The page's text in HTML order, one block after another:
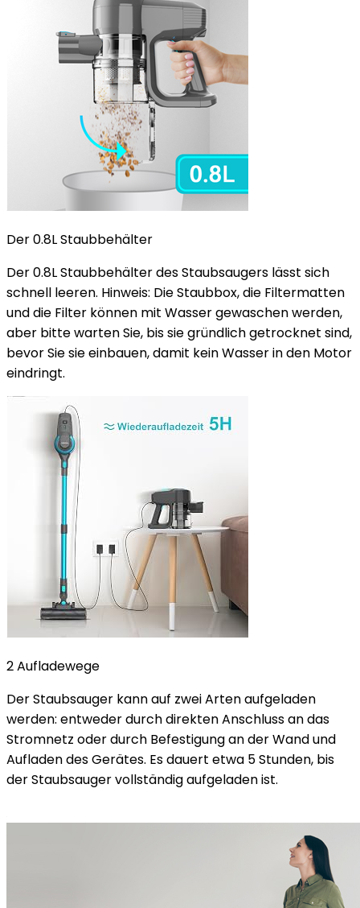
Der 0.8L Staubbehälter
Der 0.8L Staubbehälter des Staubsaugers lässt sich
schnell leeren. Hinweis: Die Staubbox, die Filtermatten
und die Filter können mit Wasser gewaschen werden,
aber bitte warten Sie, bis sie gründlich getrocknet sind,
bevor Sie sie einbauen, damit kein Wasser in den Motor
eindringt.
2 Aufladewege
Der Staubsauger kann auf zwei Arten aufgeladen
werden: entweder durch direkten Anschluss an das
Stromnetz oder durch Befestigung an der Wand und
Aufladen des Gerätes. Es dauert etwa 5 Stunden, bis
der Staubsauger vollständig aufgeladen ist.